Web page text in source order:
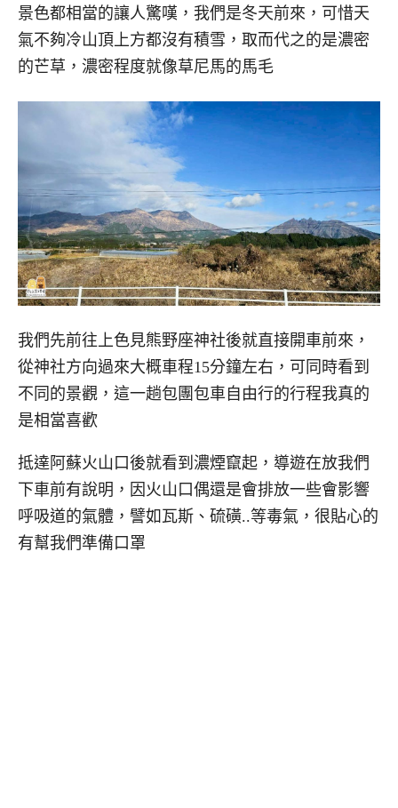
景色都相當的讓人驚嘆，我們是冬天前來，可惜天
氣不夠冷山頂上方都沒有積雪，取而代之的是濃密
的芒草，濃密程度就像草尼馬的馬毛
我們先前往上色見熊野座神社後就直接開車前來，
從神社方向過來大概車程15分鐘左右，可同時看到
不同的景觀，這一趟包團包車自由行的行程我真的
是相當喜歡
抵達阿蘇火山口後就看到濃煙竄起，導遊在放我們
下車前有說明，因火山口偶還是會排放一些會影響
呼吸道的氣體，譬如瓦斯、硫磺..等毒氣，很貼心的
有幫我們準備口罩